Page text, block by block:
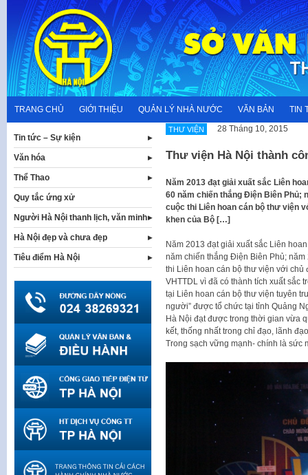
content
TRANG CHỦ GIỚI THIỆU QUẢN LÝ NHÀ NƯỚC VĂN BẢN TIN
THƯ VIỆN 28 Tháng 10, 2015
Thư viện Hà Nội thành
Năm 2013 đạt giải xuất sắc Liên
60 năm chiến thắng Điện Biên Phủ;
cuộc thi Liên hoan cán bộ thư viện
khen của Bộ […]
Năm 2013 đạt giải xuất sắc Liên
năm chiến thắng Điện Biên Phủ;
thi Liên hoan cán bộ thư viện với
VHTTDL vì đã có thành tích xuất sắc
tại Liên hoan cán bộ thư viện tuyên
người” được tổ chức tại tỉnh Quảng
Hà Nội đạt được trong thời gian vừa
kết, thống nhất trong chỉ đạo, lãnh
Trong sạch vững mạnh- chính là sức
Tin tức – Sự kiện
Văn hóa
Thể Thao
Quy tắc ứng xử
Người Hà Nội thanh lịch, văn minh
Hà Nội đẹp và chưa đẹp
Tiêu điểm Hà Nội